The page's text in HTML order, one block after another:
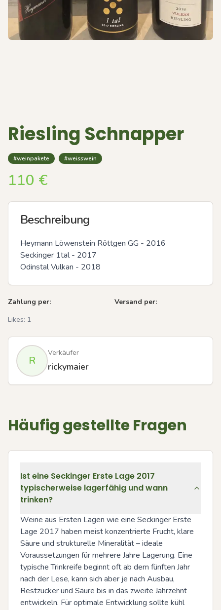
Riesling Schnapper
#weinpakete #weisswein
110 €
Beschreibung
Heymann Löwenstein Röttgen GG - 2016
Seckinger 1tal - 2017
Odinstal Vulkan - 2018
Zahlung per:
Versand per:
Likes: 1
R
Verkäufer
rickymaier
Häufig gestellte Fragen
Ist eine Seckinger Erste Lage 2017
typischerweise lagerfähig und wann
trinken?
Weine aus Ersten Lagen wie eine Seckinger Erste
Lage 2017 haben meist konzentrierte Frucht, klare
Säure und strukturelle Mineralität – ideale
Voraussetzungen für mehrere Jahre Lagerung. Eine
typische Trinkreife beginnt oft ab dem fünften Jahr
nach der Lese, kann sich aber je nach Ausbau,
Restzucker und Säure bis in das zweite Jahrzehnt
entwickeln. Für optimale Entwicklung sollte kühl